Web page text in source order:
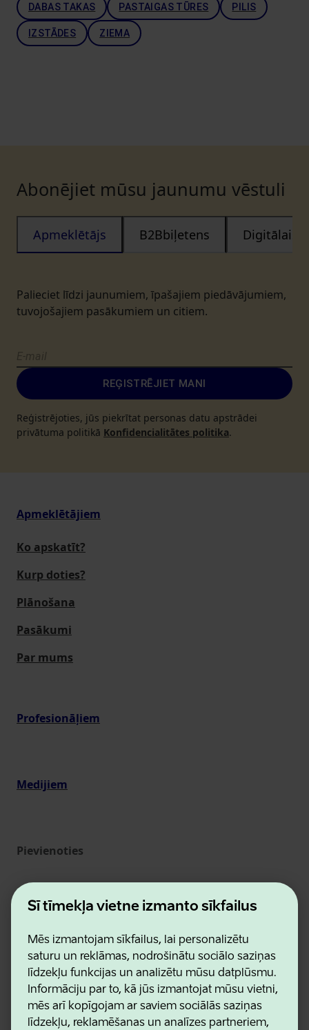
Šī tīmekļa vietne izmanto sīkfailus
Mēs izmantojam sīkfailus, lai personalizētu
saturu un reklāmas, nodrošinātu sociālo saziņas
līdzekļu funkcijas un analizētu mūsu datplūsmu.
Informāciju par to, kā jūs izmantojat mūsu vietni,
mēs arī kopīgojam ar saviem sociālās saziņas
līdzekļu, reklamēšanas un analīzes partneriem,
DABAS TAKAS PASTAIGAS TŪRES PILIS
IZSTĀDES ZIEMA
Abonējiet mūsu jaunumu vēstuli
Palieciet līdzi jaunumiem, īpašajiem piedāvājumiem,
tuvojošajiem pasākumiem un citiem.
Apmeklētājs B2Bbiļetens Digitālais
REĢISTRĒJIET MANI
Reģistrējoties, jūs piekrītat personas datu apstrādei
privātuma politikā Konfidencialitātes politika.
Apmeklētājiem
Ko apskatīt?
Kurp doties?
Plānošana
Pasākumi
Par mums
Profesionāļiem
Medijiem
Pievienoties
Estonian Business and Innovation Agency
Kontakti